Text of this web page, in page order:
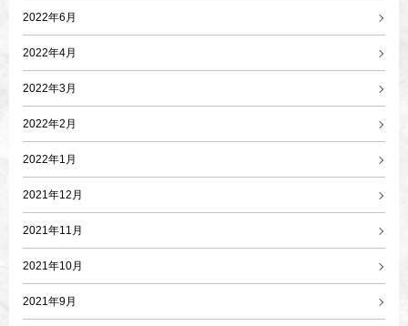
2022年6月
2022年4月
2022年3月
2022年2月
2022年1月
2021年12月
2021年11月
2021年10月
2021年9月